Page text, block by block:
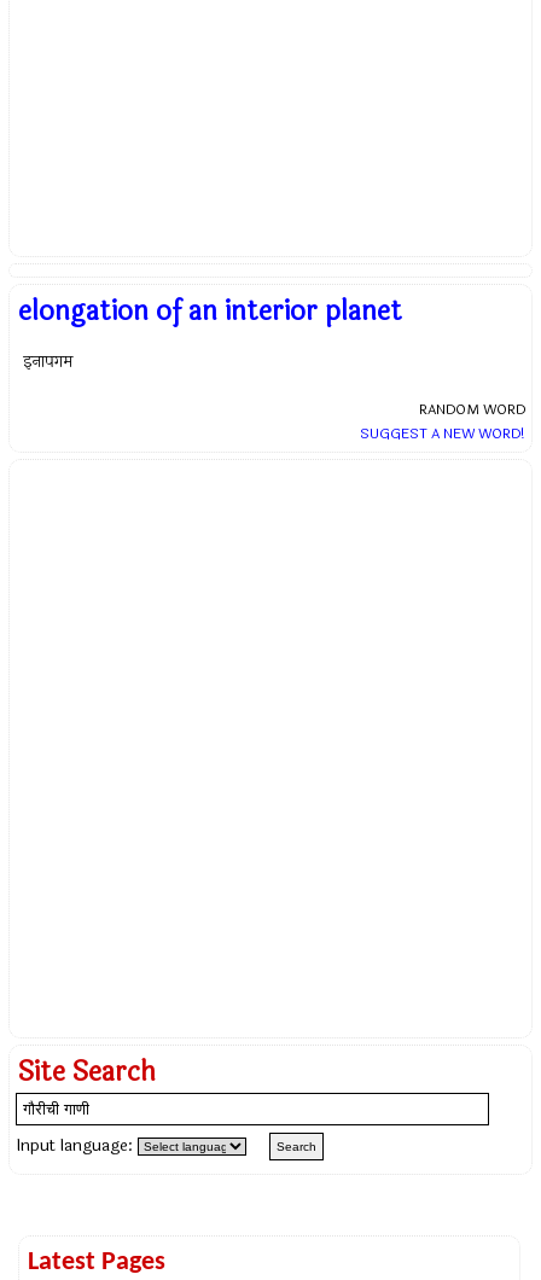
elongation of an interior planet
इनापगम
RANDOM WORD
SUGGEST A NEW WORD!
Site Search
Input language:
Latest Pages